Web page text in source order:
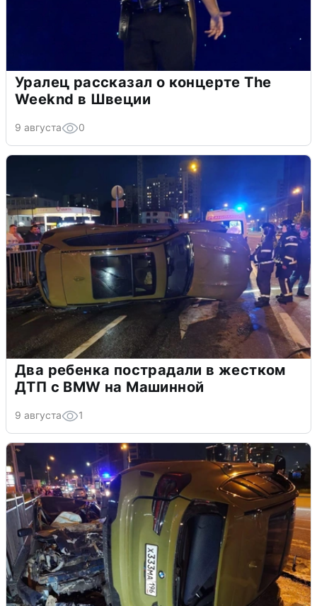
Уралец рассказал о концерте The
Weeknd в Швеции
9 августа 0
Два ребенка пострадали в жестком
ДТП с BMW на Машинной
9 августа 1